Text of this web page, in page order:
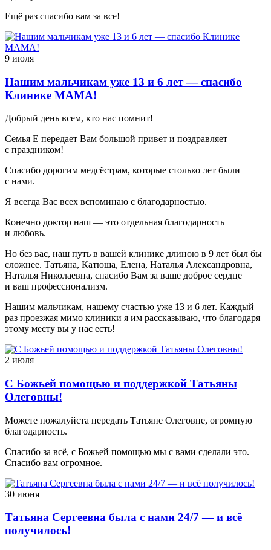
Ещё раз спасибо вам за все!
9 июля
Нашим мальчикам уже 13 и 6 лет — спасибо
Клинике МАМА!
Добрый день всем, кто нас помнит!
Семья Е передает Вам большой привет и поздравляет
с праздником!
Спасибо дорогим медсёстрам, которые столько лет были
с нами.
Я всегда Вас всех вспоминаю с благодарностью.
Конечно доктор наш — это отдельная благодарность
и любовь.
Но без вас, наш путь в вашей клинике длиною в 9 лет был бы
сложнее. Татьяна, Катюша, Елена, Наталья Александровна,
Наталья Николаевна, спасибо Вам за ваше доброе сердце
и ваш профессионализм.
Нашим мальчикам, нашему счастью уже 13 и 6 лет. Каждый
раз проезжая мимо клиники я им рассказываю, что благодаря
этому месту вы у нас есть!
2 июля
С Божьей помощью и поддержкой Татьяны
Олеговны!
Можете пожалуйста передать Татьяне Олеговне, огромную
благодарность.
Спасибо за всё, с Божьей помощью мы с вами сделали это.
Спасибо вам огромное.
30 июня
Татьяна Сергеевна была с нами 24/7 — и всё
получилось!